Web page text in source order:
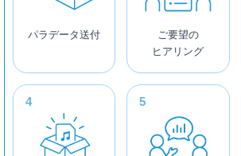
パラデータ送付
ご要望の
ヒアリング